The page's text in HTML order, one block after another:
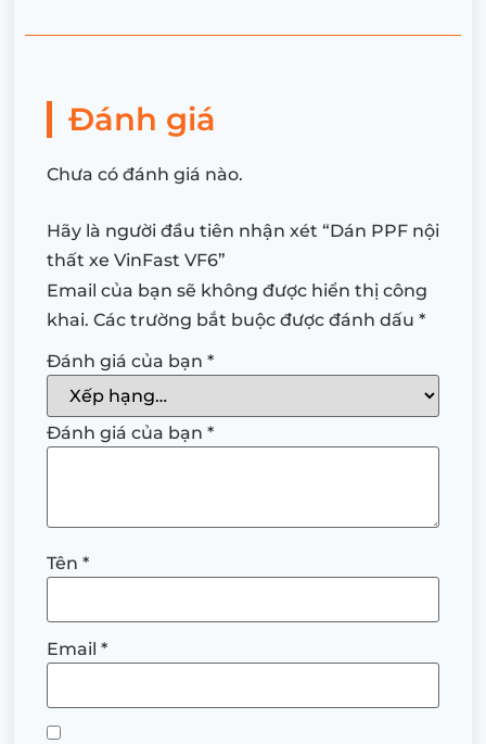
Đánh giá
Chưa có đánh giá nào.
Hãy là người đầu tiên nhận xét “Dán PPF nội
thất xe VinFast VF6”
Email của bạn sẽ không được hiển thị công
khai. Các trường bắt buộc được đánh dấu *
Đánh giá của bạn *
Đánh giá của bạn *
Tên *
Email *